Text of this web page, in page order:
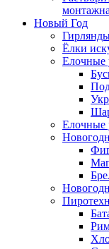
Новый Год
Ёлки
Елочные
Елочные